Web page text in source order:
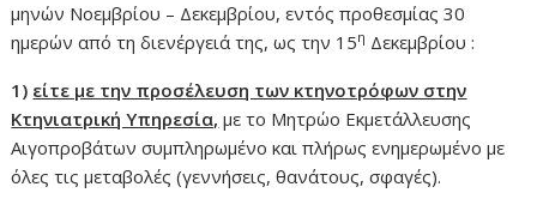
μηνών Νοεμβρίου – Δεκεμβρίου, εντός προθεσμίας 30
ημερών από τη διενέργειά της, ως την 15η Δεκεμβρίου :
1) είτε με την προσέλευση των κτηνοτρόφων στην
Κτηνιατρική Υπηρεσία, με το Μητρώο Εκμετάλλευσης
Αιγοπροβάτων συμπληρωμένο και πλήρως ενημερωμένο με
όλες τις μεταβολές (γεννήσεις, θανάτους, σφαγές).